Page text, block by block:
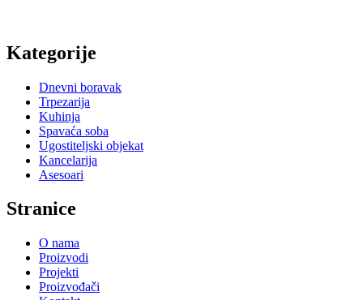
Kategorije
Dnevni boravak
Trpezarija
Kuhinja
Spavaća soba
Ugostiteljski objekat
Kancelarija
Asesoari
Stranice
O nama
Proizvodi
Projekti
Proizvođači